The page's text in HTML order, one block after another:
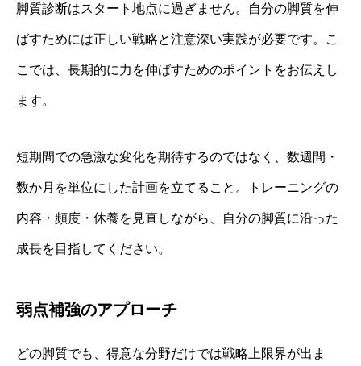
脚質診断はスタート地点に過ぎません。自分の脚質を伸
ばすためには正しい戦略と注意深い実践が必要です。こ
こでは、長期的に力を伸ばすためのポイントをお伝えし
ます。
短期間での急激な変化を期待するのではなく、数週間・
数か月を単位にした計画を立てること。トレーニングの
内容・頻度・休養を見直しながら、自分の脚質に沿った
成長を目指してください。
弱点補強のアプローチ
どの脚質でも、得意な分野だけでは戦略上限界が出ま